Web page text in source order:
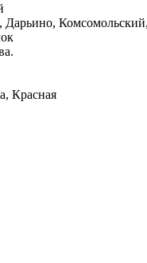
Красная